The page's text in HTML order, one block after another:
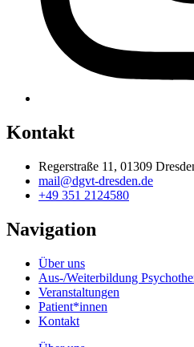
Kontakt
Regerstraße 11, 01309
mail@dgvt-dresden.de
+49 351 2124580
Navigation
Über uns
Aus-/Weiterbildung
Veranstaltungen
Patient*innen
Kontakt